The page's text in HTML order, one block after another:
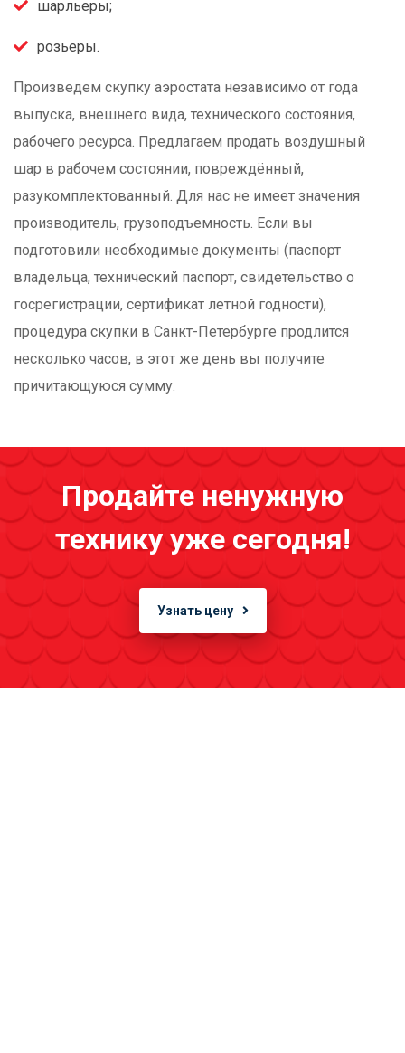
шарльеры;
розьеры.
Произведем скупку аэростата независимо от года
выпуска, внешнего вида, технического состояния,
рабочего ресурса. Предлагаем продать воздушный
шар в рабочем состоянии, повреждённый,
разукомплектованный. Для нас не имеет значения
производитель, грузоподъемность. Если вы
подготовили необходимые документы (паспорт
владельца, технический паспорт, свидетельство о
госрегистрации, сертификат летной годности),
процедура скупки в Санкт-Петербурге продлится
несколько часов, в этот же день вы получите
причитающуюся сумму.
Продайте ненужную
технику уже сегодня!
Узнать цену